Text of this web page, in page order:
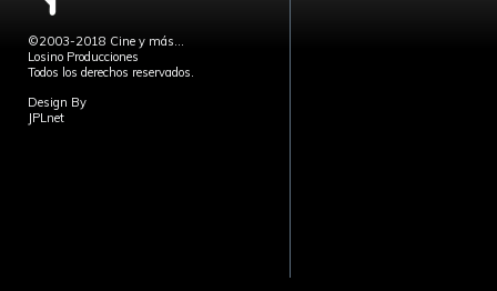
©2003-2018 Cine y más...
Losino Producciones
Todos los derechos reservados.
Design By
JPLnet